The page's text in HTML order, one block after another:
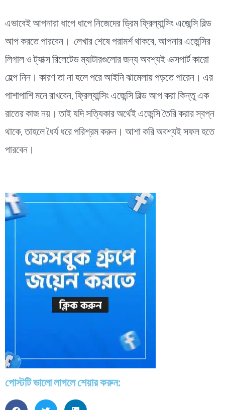
এভাবেই আপনারা ধাপে ধাপে নিজেদের ড্রিম ফ্রিল্যান্সিং এজেন্সি বিল্ড
আপ করতে পারবেন। লেখার শেষে পরামর্শ থাকবে, আপনার এজেন্সির
লিগাল ও ট্যাক্স রিলেটেড ম্যাটারগুলোর জন্য অবশ্যই এক্সপার্ট কারো
হেল্প নিন। কারণ তা না হলে পরে আইনি ঝামেলায় পড়তে পারেন। এর
পাশাপাশি মনে রাখবেন, ফ্রিল্যান্সিং এজেন্সি বিল্ড আপ করা কিন্তু এক
রাতের কাজ নয়। তাই যদি সত্যিকার অর্থেই এজেন্সি তৈরি করার স্বপ্ন
থাকে, তাহলে ধৈর্য ধরে পরিশ্রম করুন। আশা করি অবশ্যই সফল হতে
পারবেন।
পোস্টটি ভালো লাগলে শেয়ার করুন: